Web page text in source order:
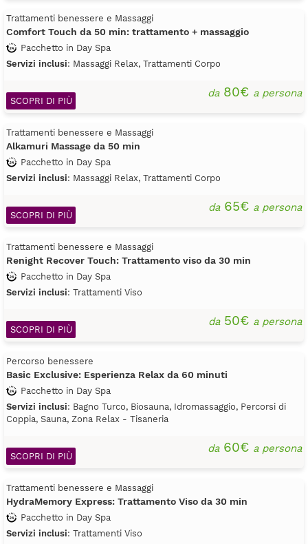
Trattamenti benessere e Massaggi
Comfort Touch da 50 min: trattamento + massaggio
Pacchetto in Day Spa
Servizi inclusi: Massaggi Relax, Trattamenti Corpo
da80€ a persona
SCOPRI DI PIÙ
Trattamenti benessere e Massaggi
Alkamuri Massage da 50 min
Pacchetto in Day Spa
Servizi inclusi: Massaggi Relax, Trattamenti Corpo
da65€ a persona
SCOPRI DI PIÙ
Trattamenti benessere e Massaggi
Renight Recover Touch: Trattamento viso da 30 min
Pacchetto in Day Spa
Servizi inclusi: Trattamenti Viso
da50€ a persona
SCOPRI DI PIÙ
Percorso benessere
Basic Exclusive: Esperienza Relax da 60 minuti
Pacchetto in Day Spa
Servizi inclusi: Bagno Turco, Biosauna, Idromassaggio, Percorsi di
Coppia, Sauna, Zona Relax - Tisaneria
da60€ a persona
SCOPRI DI PIÙ
Trattamenti benessere e Massaggi
HydraMemory Express: Trattamento Viso da 30 min
Pacchetto in Day Spa
Servizi inclusi: Trattamenti Viso